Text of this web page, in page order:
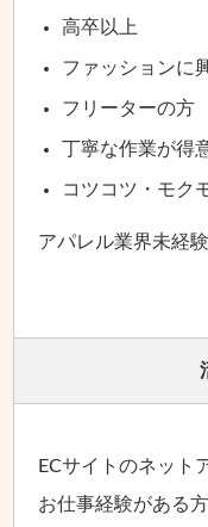
高卒以上
ファッションに
フリーターの方
丁寧な作業が得
コツコツ・モク
アパレル業界未経
ECサイトのネット
お仕事経験がある